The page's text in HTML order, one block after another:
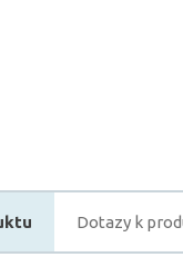
Dotazy k